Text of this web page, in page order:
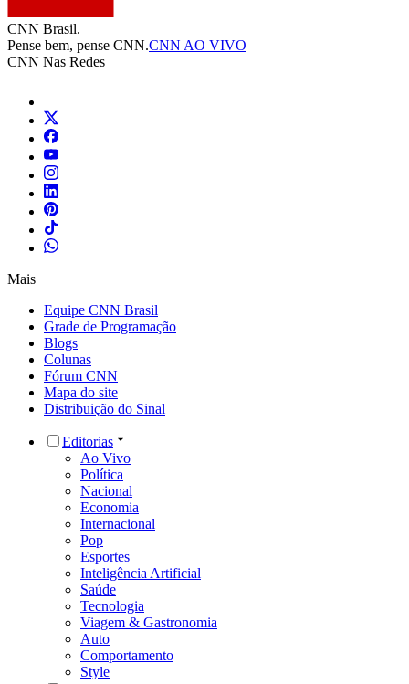
CNN Brasil.
Pense bem, pense CNN.CNN AO VIVO
CNN Nas Redes
Mais
Equipe CNN Brasil
Grade de Programação
Blogs
Colunas
Fórum CNN
Mapa do site
Distribuição do Sinal
Editorias
Ao Vivo
Política
Nacional
Economia
Internacional
Pop
Esportes
Inteligência Artificial
Saúde
Tecnologia
Viagem & Gastronomia
Auto
Comportamento
Style